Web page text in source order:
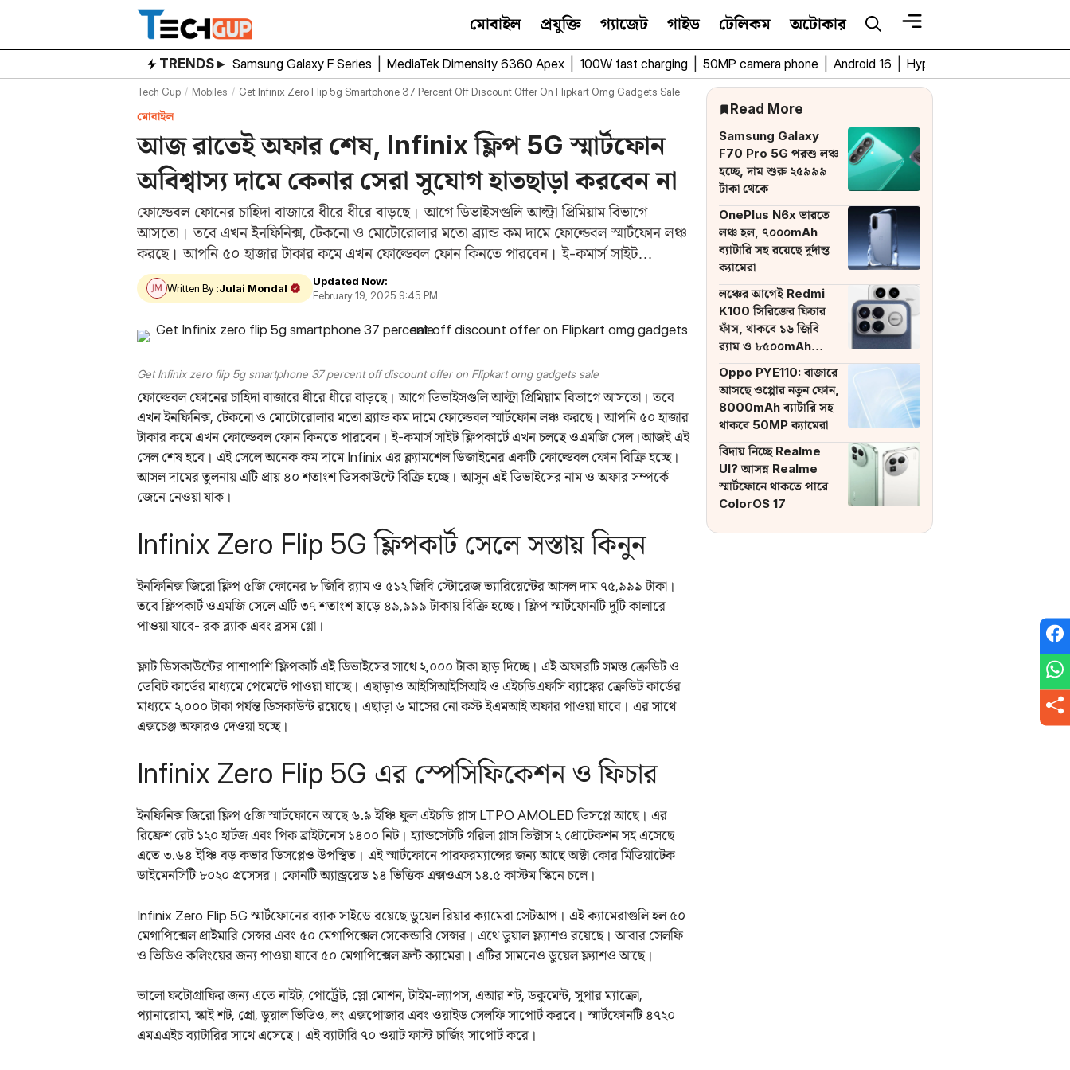
content
মোবাইল প্রযুক্তি গ্যাজেট গাইড টেলিকম অটোকার
TRENDS ▸ Samsung Galaxy F Series MediaTek Dimensity 6360 Apex 100W fast charging 50MP camera phone Android 16 HyperOS 3
Tech Gup Mobiles Get Infinix Zero Flip 5g Smartphone 37 Percent Off Discount Offer On Flipkart Omg Gadgets Sale
মোবাইল
আজ রাতেই অফার শেষ, Infinix ফ্লিপ 5G স্মার্টফোন
অবিশ্বাস্য দামে কেনার সেরা সুযোগ হাতছাড়া করবেন না
ফোল্ডেবল ফোনের চাহিদা বাজারে ধীরে ধীরে বাড়ছে। আগে ডিভাইসগুলি আল্ট্রা প্রিমিয়াম বিভাগে
আসতো। তবে এখন ইনফিনিক্স, টেকনো ও মোটোরোলার মতো ব্র্যান্ড কম দামে ফোল্ডেবল স্মার্টফোন লঞ্চ
করছে। আপনি ৫০ হাজার টাকার কমে এখন ফোল্ডেবল ফোন কিনতে পারবেন। ই-কমার্স সাইট
ফ্লিপকার্টে…
Written By :Julai Mondal
Updated Now:
February 19, 2025 9:45 PM
Get Infinix zero flip 5g smartphone 37 percent off discount offer on Flipkart omg gadgets sale
ফোল্ডেবল ফোনের চাহিদা বাজারে ধীরে ধীরে বাড়ছে। আগে ডিভাইসগুলি আল্ট্রা প্রিমিয়াম বিভাগে আসতো। তবে
এখন ইনফিনিক্স, টেকনো ও মোটোরোলার মতো ব্র্যান্ড কম দামে ফোল্ডেবল স্মার্টফোন লঞ্চ করছে। আপনি ৫০ হাজার
টাকার কমে এখন ফোল্ডেবল ফোন কিনতে পারবেন। ই-কমার্স সাইট ফ্লিপকার্টে এখন চলছে ওএমজি সেল।আজই এই
সেল শেষ হবে। এই সেলে অনেক কম দামে Infinix এর ক্ল্যামশেল ডিজাইনের একটি ফোল্ডেবল ফোন বিক্রি হচ্ছে।
আসল দামের তুলনায় এটি প্রায় ৪০ শতাংশ ডিসকাউন্টে বিক্রি হচ্ছে। আসুন এই ডিভাইসের নাম ও অফার সম্পর্কে
জেনে নেওয়া যাক।
Infinix Zero Flip 5G ফ্লিপকার্ট সেলে সস্তায় কিনুন
ইনফিনিক্স জিরো ফ্লিপ ৫জি ফোনের ৮ জিবি র‌্যাম ও ৫১২ জিবি স্টোরেজ ভ্যারিয়েন্টের আসল দাম ৭৫,৯৯৯ টাকা।
তবে ফ্লিপকার্ট ওএমজি সেলে এটি ৩৭ শতাংশ ছাড়ে ৪৯,৯৯৯ টাকায় বিক্রি হচ্ছে। ফ্লিপ স্মার্টফোনটি দুটি কালারে
পাওয়া যাবে- রক ব্ল্যাক এবং ব্লসম গ্লো।
ফ্লাট ডিসকাউন্টের পাশাপাশি ফ্লিপকার্ট এই ডিভাইসের সাথে ২,০০০ টাকা ছাড় দিচ্ছে। এই অফারটি সমস্ত ক্রেডিট ও
ডেবিট কার্ডের মাধ্যমে পেমেন্টে পাওয়া যাচ্ছে। এছাড়াও আইসিআইসিআই ও এইচডিএফসি ব্যাঙ্কের ক্রেডিট কার্ডের
মাধ্যমে ২,০০০ টাকা পর্যন্ত ডিসকাউন্ট রয়েছে। এছাড়া ৬ মাসের নো কস্ট ইএমআই অফার পাওয়া যাবে। এর সাথে
এক্সচেঞ্জ অফারও দেওয়া হচ্ছে।
Infinix Zero Flip 5G এর স্পেসিফিকেশন ও ফিচার
ইনফিনিক্স জিরো ফ্লিপ ৫জি স্মার্টফোনে আছে ৬.৯ ইঞ্চি ফুল এইচডি প্লাস LTPO AMOLED ডিসপ্লে আছে। এর
রিফ্রেশ রেট ১২০ হার্টজ এবং পিক ব্রাইটনেস ১৪০০ নিট। হ্যান্ডসেটটি গরিলা গ্লাস ভিক্টাস ২ প্রোটেকশন সহ এসেছে
এতে ৩.৬৪ ইঞ্চি বড় কভার ডিসপ্লেও উপস্থিত। এই স্মার্টফোনে পারফরম্যান্সের জন্য আছে অক্টা কোর মিডিয়াটেক
ডাইমেনসিটি ৮০২০ প্রসেসর। ফোনটি অ্যান্ড্রয়েড ১৪ ভিত্তিক এক্সওএস ১৪.৫ কাস্টম স্কিনে চলে।
Infinix Zero Flip 5G স্মার্টফোনের ব্যাক সাইডে রয়েছে ডুয়েল রিয়ার ক্যামেরা সেটআপ। এই ক্যামেরাগুলি হল ৫০
মেগাপিক্সেল প্রাইমারি সেন্সর এবং ৫০ মেগাপিক্সেল সেকেন্ডারি সেন্সর। এথে ডুয়াল ফ্ল্যাশও রয়েছে। আবার সেলফি
ও ভিডিও কলিংয়ের জন্য পাওয়া যাবে ৫০ মেগাপিক্সেল ফ্রন্ট ক্যামেরা। এটির সামনেও ডুয়েল ফ্ল্যাশও আছে।
ভালো ফটোগ্রাফির জন্য এতে নাইট, পোর্ট্রেট, স্লো মোশন, টাইম-ল্যাপস, এআর শট, ডকুমেন্ট, সুপার ম্যাক্রো,
প্যানারোমা, স্কাই শট, প্রো, ডুয়াল ভিডিও, লং এক্সপোজার এবং ওয়াইড সেলফি সাপোর্ট করবে। স্মার্টফোনটি ৪৭২০
এমএএইচ ব্যাটারির সাথে এসেছে। এই ব্যাটারি ৭০ ওয়াট ফাস্ট চার্জিং সাপোর্ট করে।
Read More
Samsung Galaxy
F70 Pro 5G পরশু লঞ্চ
হচ্ছে, দাম শুরু ২৫৯৯৯
টাকা থেকে
OnePlus N6x ভারতে
লঞ্চ হল, ৭০০০mAh
ব্যাটারি সহ রয়েছে দুর্দান্ত
ক্যামেরা
লঞ্চের আগেই Redmi
K100 সিরিজের ফিচার
ফাঁস, থাকবে ১৬ জিবি
র‌্যাম ও ৮৫০০mAh
ব্যাটারি
Oppo PYE110: বাজারে
আসছে ওপ্পোর নতুন ফোন,
8000mAh ব্যাটারি সহ
থাকবে 50MP ক্যামেরা
বিদায় নিচ্ছে Realme
UI? আসন্ন Realme
স্মার্টফোনে থাকতে পারে
ColorOS 17